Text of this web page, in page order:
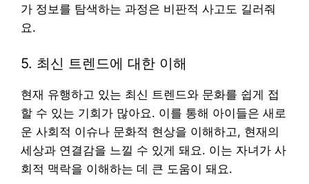
가 정보를 탐색하는 과정은 비판적 사고도 길러줘
요.
5. 최신 트렌드에 대한 이해
현재 유행하고 있는 최신 트렌드와 문화를 쉽게 접
할 수 있는 기회가 많아요. 이를 통해 아이들은 새로
운 사회적 이슈나 문화적 현상을 이해하고, 현재의
세상과 연결감을 느낄 수 있게 돼요. 이는 자녀가 사
회적 맥락을 이해하는 데 큰 도움이 돼요.